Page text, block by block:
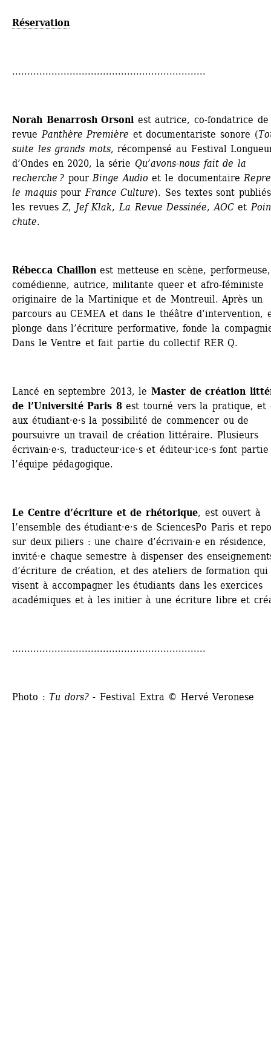
Réservation
................................................................
Norah Benarrosh Orsoniest autrice, co-fondatrice
revue Panthère Première et documentariste sonore (
suite les grands mots, récompensé au Festival
d’Ondes en 2020, la série Qu’avons-nous fait de la
recherche ? pour Binge Audio et le documentaire
le maquispour France Culture). Ses textes sont
les revues Z, Jef Klak, La Revue Dessinée, AOCet
chute.
Rébecca Chaillonest metteuse en scène, performeuse,
comédienne, autrice, militante queer et afro-féministe
originaire de la Martinique et de Montreuil. Après un
parcours au CEMEA et dans le théâtre d’intervention,
plonge dans l’écriture performative, fonde la
Dans le Ventre et fait partie du collectif RER Q.
Lancé en septembre 2013, le Master de création
de l’Université Paris 8est tourné vers la pratique, et
aux étudiant·e·s la possibilité de commencer ou de
poursuivre un travail de création littéraire. Plusieurs
écrivain·e·s, traducteur·ice·s et éditeur·ice·s font
l’équipe pédagogique.
Le Centre d’écriture et de rhétorique, est ouvert à
l’ensemble des étudiant·e·s de SciencesPo Paris et
sur deux piliers : une chaire d’écrivain·e en résidence,
invité·e chaque semestre à dispenser des
d’écriture de création, et des ateliers de formation qui
visent à accompagner les étudiants dans les exercices
académiques et à les initier à une écriture libre et
................................................................
Photo : Tu dors?- Festival Extra © Hervé Veronese